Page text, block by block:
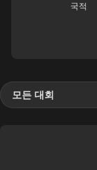
국적
모든 대회